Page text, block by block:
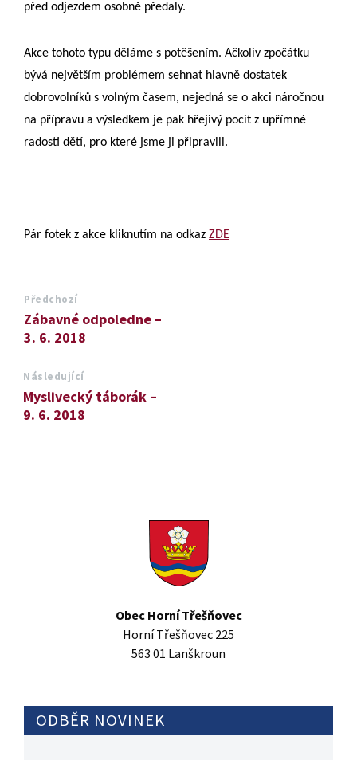
před odjezdem osobně předaly.
Akce tohoto typu děláme s potěšením. Ačkoliv zpočátku
bývá největším problémem sehnat hlavně dostatek
dobrovolníků s volným časem, nejedná se o akci náročnou
na přípravu a výsledkem je pak hřejivý pocit z upřímné
radosti dětí, pro které jsme ji připravili.
Pár fotek z akce kliknutím na odkaz ZDE
Předchozí
Zábavné odpoledne –
3. 6. 2018
Následující
Myslivecký táborák –
9. 6. 2018
Obec Horní Třešňovec
Horní Třešňovec 225
563 01 Lanškroun
ODBĚR NOVINEK